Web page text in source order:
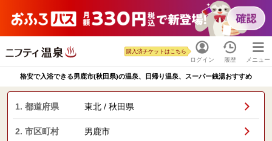
ログイン
購入済チケットはこちら
履歴 メニュー
格安で入浴できる男鹿市(秋田県)の温泉、日帰り温泉、スーパー銭湯おすすめ
1. 都道府県 東北 / 秋田県
2. 市区町村 男鹿市